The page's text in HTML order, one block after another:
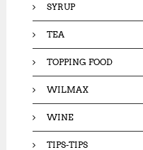
SYRUP
TEA
TOPPING FOOD
WILMAX
WINE
TIPS-TIPS